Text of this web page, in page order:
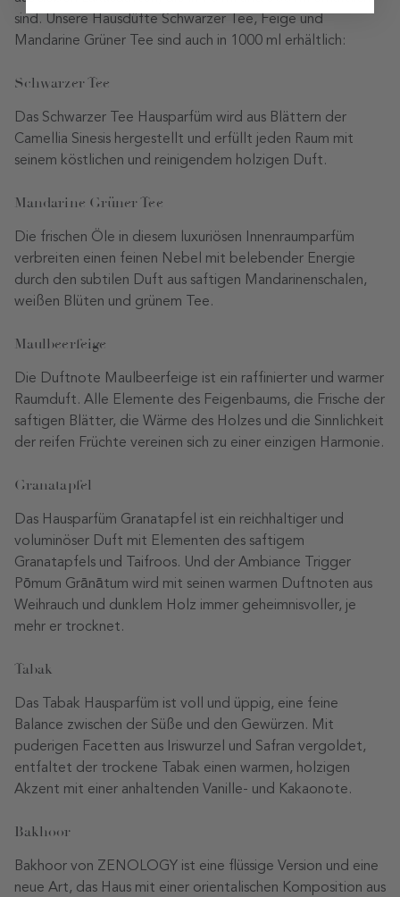
sind. Unsere Hausdüfte Schwarzer Tee, Feige und
Mandarine Grüner Tee sind auch in 1000 ml erhältlich:
Schwarzer Tee
Das Schwarzer Tee Hausparfüm wird aus Blättern der
Camellia Sinesis hergestellt und erfüllt jeden Raum mit
seinem köstlichen und reinigendem holzigen Duft.
Mandarine Grüner Tee
Die frischen Öle in diesem luxuriösen Innenraumparfüm
verbreiten einen feinen Nebel mit belebender Energie
durch den subtilen Duft aus saftigen Mandarinenschalen,
weißen Blüten und grünem Tee.
Maulbeerfeige
Die Duftnote Maulbeerfeige ist ein raffinierter und warmer
Raumduft. Alle Elemente des Feigenbaums, die Frische der
saftigen Blätter, die Wärme des Holzes und die Sinnlichkeit
der reifen Früchte vereinen sich zu einer einzigen Harmonie.
Granatapfel
Das Hausparfüm Granatapfel ist ein reichhaltiger und
voluminöser Duft mit Elementen des saftigem
Granatapfels und Taifroos. Und der Ambiance Trigger
Pōmum Grānātum wird mit seinen warmen Duftnoten aus
Weihrauch und dunklem Holz immer geheimnisvoller, je
mehr er trocknet.
Tabak
Das Tabak Hausparfüm ist voll und üppig, eine feine
Balance zwischen der Süße und den Gewürzen. Mit
puderigen Facetten aus Iriswurzel und Safran vergoldet,
entfaltet der trockene Tabak einen warmen, holzigen
Akzent mit einer anhaltenden Vanille- und Kakaonote.
Bakhoor
Bakhoor von ZENOLOGY ist eine flüssige Version und eine
neue Art, das Haus mit einer orientalischen Komposition aus